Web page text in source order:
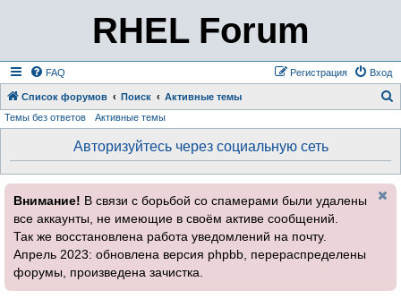
RHEL Forum
FAQ Вход
Регистрация
Список форумов Поиск Активные темы
Темы без ответов Активные темы
Авторизуйтесь через социальную сеть
Внимание! В связи с борьбой со спамерами были удалены
все аккаунты, не имеющие в своём активе сообщений.
Так же восстановлена работа уведомлений на почту.
Апрель 2023: обновлена версия phpbb, перераспределены
форумы, произведена зачистка.